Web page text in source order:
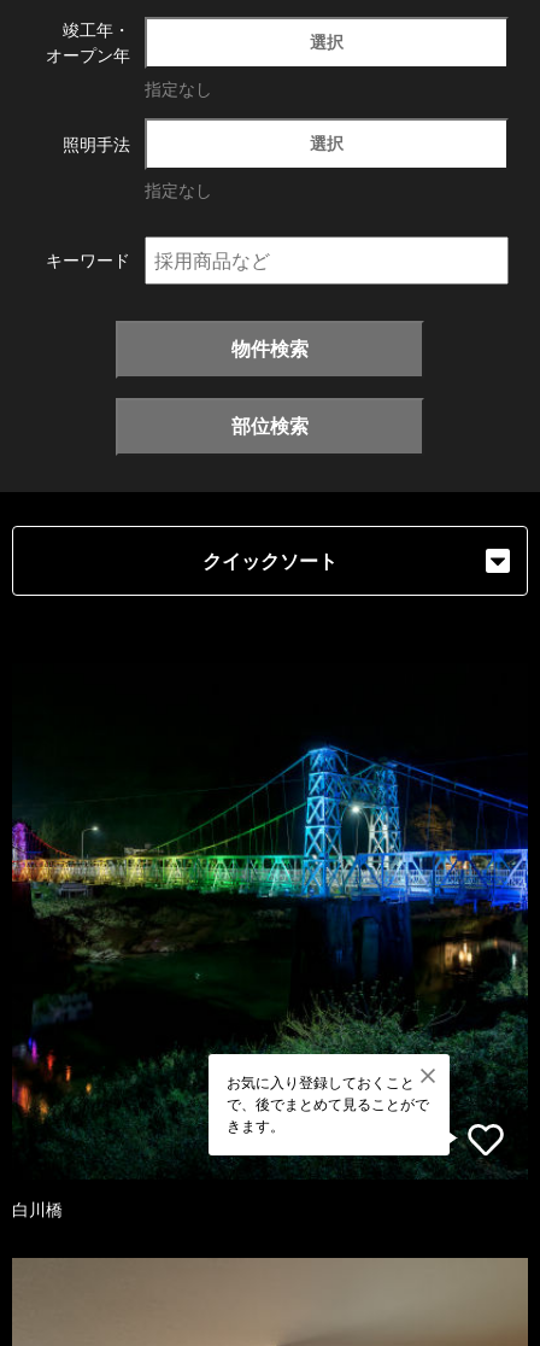
竣工年・
オープン年
選択
指定なし
照明手法 選択
指定なし
キーワード
物件検索
部位検索
クイックソート
お気に入り登録しておくこと
で、後でまとめて見ることがで
きます。
白川橋